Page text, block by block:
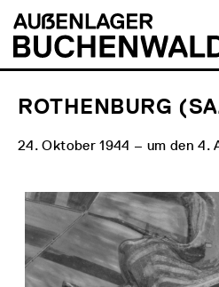
zum
Inhalt
Auẞenlager
Buchenwald
ROTHENBURG
24. Oktober 1944 – um den 4.